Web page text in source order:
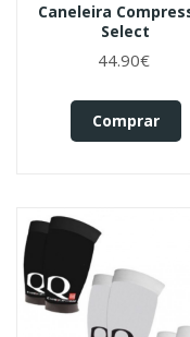
Caneleira
Select
44.90€
Comprar